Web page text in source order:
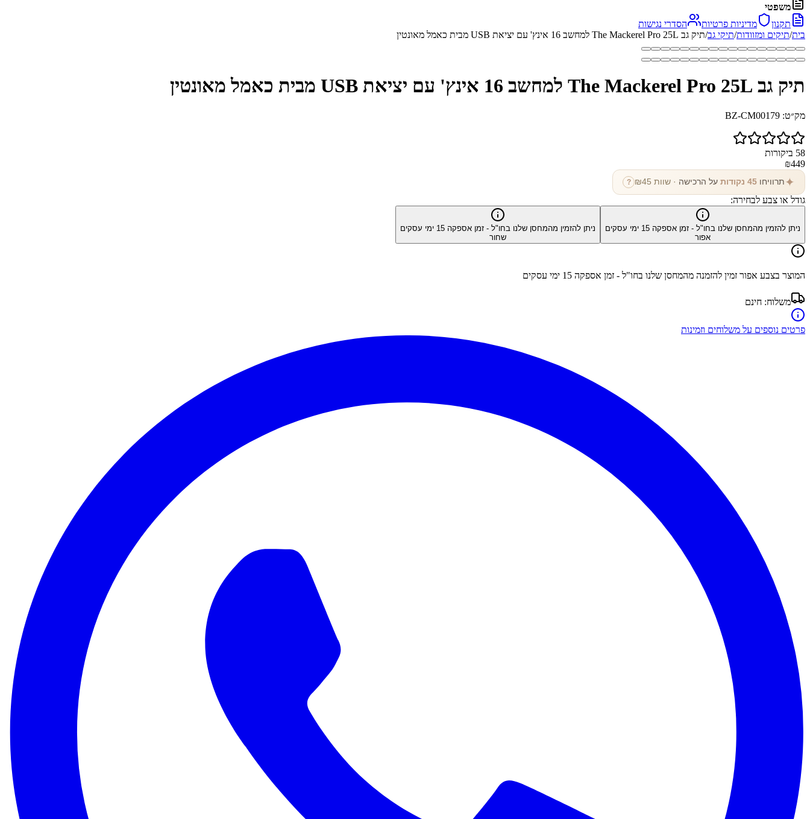
משפטי
תקנון
מדיניות פרטיות
הסדרי נגישות
בית/תיקים ומזוודות/תיקי גב/תיק גב The Mackerel Pro 25L למחשב 16 אינץ' עם יציאת USB מבית כאמל מאונטין
תיק גב The Mackerel Pro 25L למחשב 16 אינץ' עם יציאת USB מבית כאמל מאונטין
מק״ט: BZ-CM00179
58 ביקורות
₪449
✦ תרוויחו 45 נקודות על הרכישה · שוות ₪ 45
?
גודל או צבע לבחירה:
ניתן להזמין מהמחסן שלנו בחו"ל - זמן אספקה 15 ימי עסקים
אפור
ניתן להזמין מהמחסן שלנו בחו"ל - זמן אספקה 15 ימי עסקים
שחור
המוצר בצבע אפור זמין להזמנה מהמחסן שלנו בחו"ל - זמן אספקה 15 ימי עסקים
משלוח: חינם
פרטים נוספים על משלוחים וזמינות